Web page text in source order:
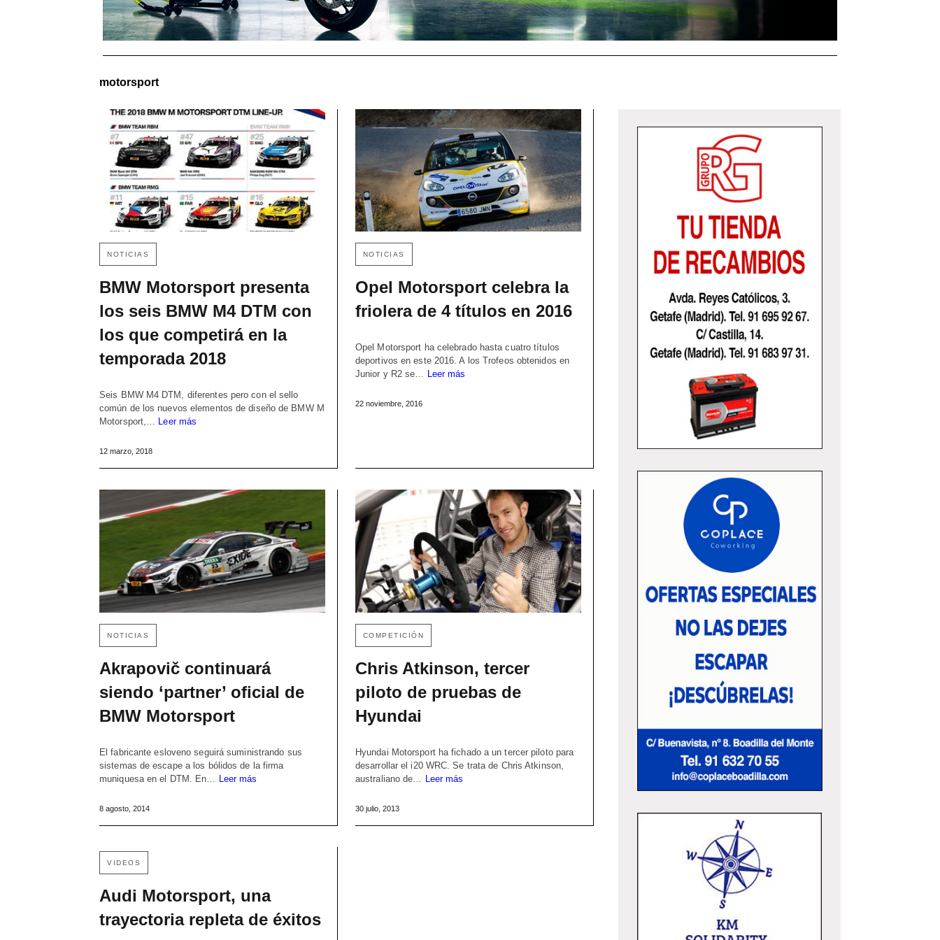
motorsport
NOTICIAS
BMW Motorsport presenta
los seis BMW M4 DTM con
los que competirá en la
temporada 2018
Seis BMW M4 DTM, diferentes pero con el sello
común de los nuevos elementos de diseño de BMW M
Motorsport,… Leer más
12 marzo, 2018
NOTICIAS
Opel Motorsport celebra la
friolera de 4 títulos en 2016
Opel Motorsport ha celebrado hasta cuatro títulos
deportivos en este 2016. A los Trofeos obtenidos en
Junior y R2 se… Leer más
22 noviembre, 2016
NOTICIAS
Akrapovič continuará
siendo ‘partner’ oficial de
BMW Motorsport
El fabricante esloveno seguirá suministrando sus
sistemas de escape a los bólidos de la firma
muniquesa en el DTM. En…
Leer más
8 agosto, 2014
COMPETICIÓN
Chris Atkinson, tercer
piloto de pruebas de
Hyundai
Hyundai Motorsport ha fichado a un tercer piloto para
desarrollar el i20 WRC. Se trata de Chris Atkinson,
australiano de…
Leer más
30 julio, 2013
VIDEOS
Audi Motorsport, una
trayectoria repleta de éxitos